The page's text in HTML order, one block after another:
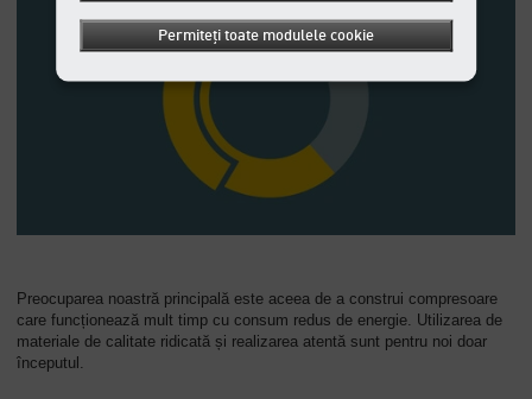
Preocuparea noastră principală este aceea de a construi compresoare
care funcționează mult timp cu consum redus de energie. Utilizarea de
materiale de calitate ridicată și realizarea atentă sunt pentru noi doar
începutul.
Permiteți toate modulele cookie